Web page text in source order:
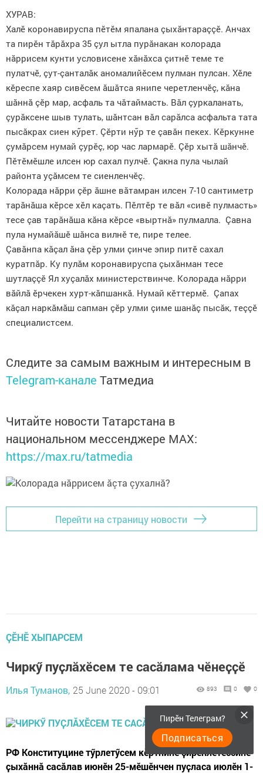
ХУРАВ:
Халӗ коронавируспа пӗтӗм япалана çыхăнтараççӗ. Анчах
та пирӗн тăрăхра 35 çул ытла пурăнакан колорада
нăррисем кунти условисене хăнăхса çитнӗ теме те
пулатчӗ, çут-çанталăк аномалийӗсем пулман пулсан. Хӗле
кӗреспе хаяр сивӗсем ăшăтса янипе черетленчӗç, кăна
шăннă çӗр мар, асфаль та чăтаймасть. Вăл çуркаланать,
çурăксене шыв тулать, шăнтсан вăл сарăлса асфальта тата
пысăкрах сиен кӳрет. Çӗрти нӳр те çавăн пекех. Кӗркунне
çумăрсем нумай çурӗç, юр час лармарӗ. Çӗр хытă шăнчӗ.
Пӗтӗмӗшле илсен юр сахал пулчӗ. Çакна пула чылай
районта уçăмсем те сиенленчӗç.
Колорада нăрри çӗр ăшне вăтамран илсен 7-10 сантиметр
тарăнăша кӗрсе хӗл каçать. Пӗлтӗр те вăл «сивӗ пулмасть»
тесе çав тарăнăша кăна кӗрсе «выртнă» пулмалла. Çавна
пула нумайăшӗ шăнса вилнӗ те, пире телее.
Çавăнпа кăçал ăна çӗр улми çинче эпир питӗ сахал
куратпăр. Ку пулăм коронавируспа çыхăнман тесе
шутлаççӗ Ял хуçалăх министерствинче. Колорада нăрри
вăйлă ӗрчекен хурт-кăпшанкă. Нумай кӗттермӗ. Çапах
кăçал наркăмăш сапман çӗр улми çиме шанăç пысăк, теççӗ
специалистсем.
Следите за самым важным и интересным в
Telegram-канале Татмедиа
Читайте новости Татарстана в
национальном мессенджере MАХ:
https://max.ru/tatmedia
Перейти на страницу новости
ÇӖНӖ ХЫПАРСЕМ
Чиркӳ пуҫлӑхӗсем те сасӑлама чӗнеҫҫӗ
Илья Туманов, 25 June 2020 - 09:01 893 0 0
РФ Конституцине тӳрлетӳсем кӗртнине ҫирӗплетессипе
ҫыхӑннӑ сасӑлав июнӗн 25-мӗшӗнчен пуҫласа июлӗн 1-
Пирӗн Телеграм?
Подписаться